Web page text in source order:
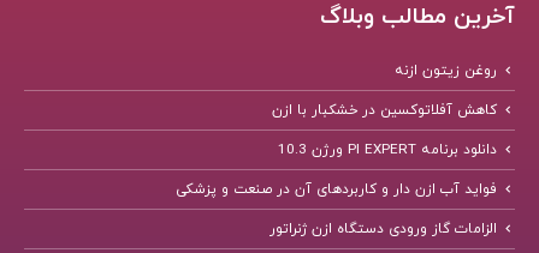
آخرین مطالب وبلاگ
روغن زیتون ازنه
کاهش آفلاتوکسین در خشکبار با ازن
دانلود برنامه PI EXPERT ورژن 10.3
فواید آب ازن دار و کاربردهای آن در صنعت و پزشکی
الزامات گاز ورودی دستگاه ازن ژنراتور